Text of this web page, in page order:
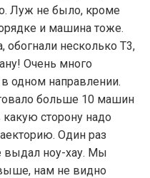
Луж не было, кроме
и машина тоже.
несколько Т3,
Очень много
одном направлении.
больше 10 машин
сторону надо
Один раз
выдал ноу-хау. Мы
нам не видно